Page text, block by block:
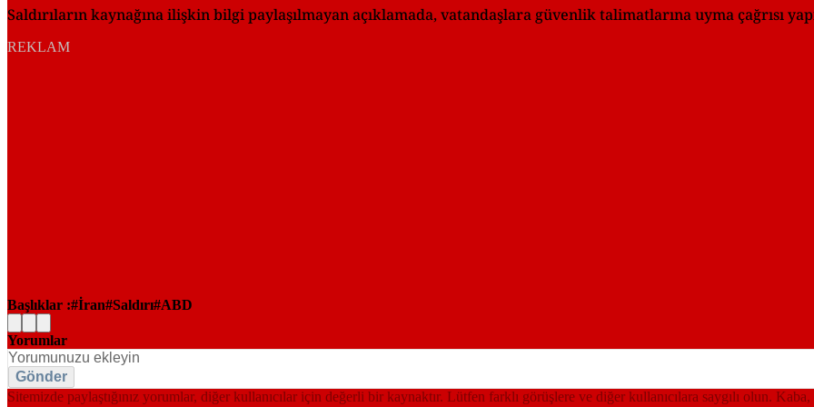
Saldırıların kaynağına ilişkin bilgi paylaşılmayan açıklamada, vatandaşlara güvenlik talimatlarına uyma çağrısı
REKLAM
Başlıklar : İran Saldırı ABD
Yorumlar
Gönder
Sitemizde paylaştığınız yorumlar, diğer kullanıcılar için değerli bir kaynaktır. Lütfen farklı görüşlere ve diğer kullanıcılara saygılı olun. Kaba,